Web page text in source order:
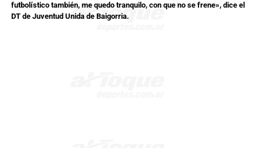
futbolístico también, me quedo tranquilo, con que no se frene», dice el
DT de Juventud Unida de Baigorria.